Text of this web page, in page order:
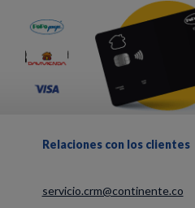
Relaciones con los clientes
servicio.crm@continente.co